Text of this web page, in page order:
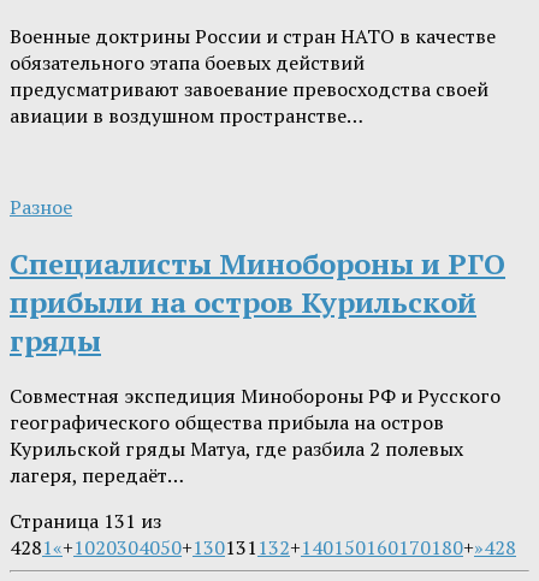
Военные доктрины России и стран НАТО в качестве
обязательного этапа боевых действий
предусматривают завоевание превосходства своей
авиации в воздушном пространстве…
Разное
Специалисты Минобороны и РГО
прибыли на остров Курильской
гряды
Совместная экспедиция Минобороны РФ и Русского
географического общества прибыла на остров
Курильской гряды Матуа, где разбила 2 полевых
лагеря, передаёт…
Страница 131 из
4281«+1020304050+130131132+140150160170180+»428